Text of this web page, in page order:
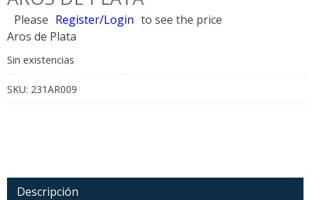
Please Register/Login to see the price
Aros de Plata
Sin existencias
SKU: 231AR009
Descripción